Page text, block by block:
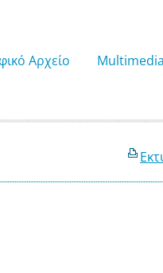
Αρχείο Μultimedia